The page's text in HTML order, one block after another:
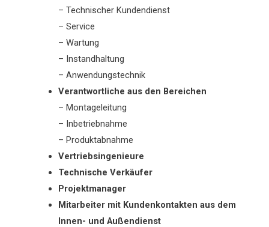
– Technischer Kundendienst
– Service
– Wartung
– Instandhaltung
– Anwendungstechnik
Verantwortliche aus den Bereichen
– Montageleitung
– Inbetriebnahme
– Produktabnahme
Vertriebsingenieure
Technische Verkäufer
Projektmanager
Mitarbeiter mit Kundenkontakten aus dem
Innen- und Außendienst